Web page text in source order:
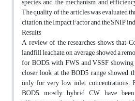
The quality of the articles was evaluated
citation, the Impact Factor and the SNIP
Results
A review of the researches shows that
landfill leachate, on average, showed a
for BOD5, with FWS and VSSF
closer look at the BOD5 range showed
only for very low inlet concentrations.
BOD5, mostly hybrid CW have